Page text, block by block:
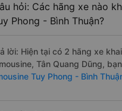
hỏi: Các hãng xe nào
Phong - Bình Thuận?
lời: Hiện tại có 2 hãng xe
Tân Quang Dũng,
Tuy Phong - Bình